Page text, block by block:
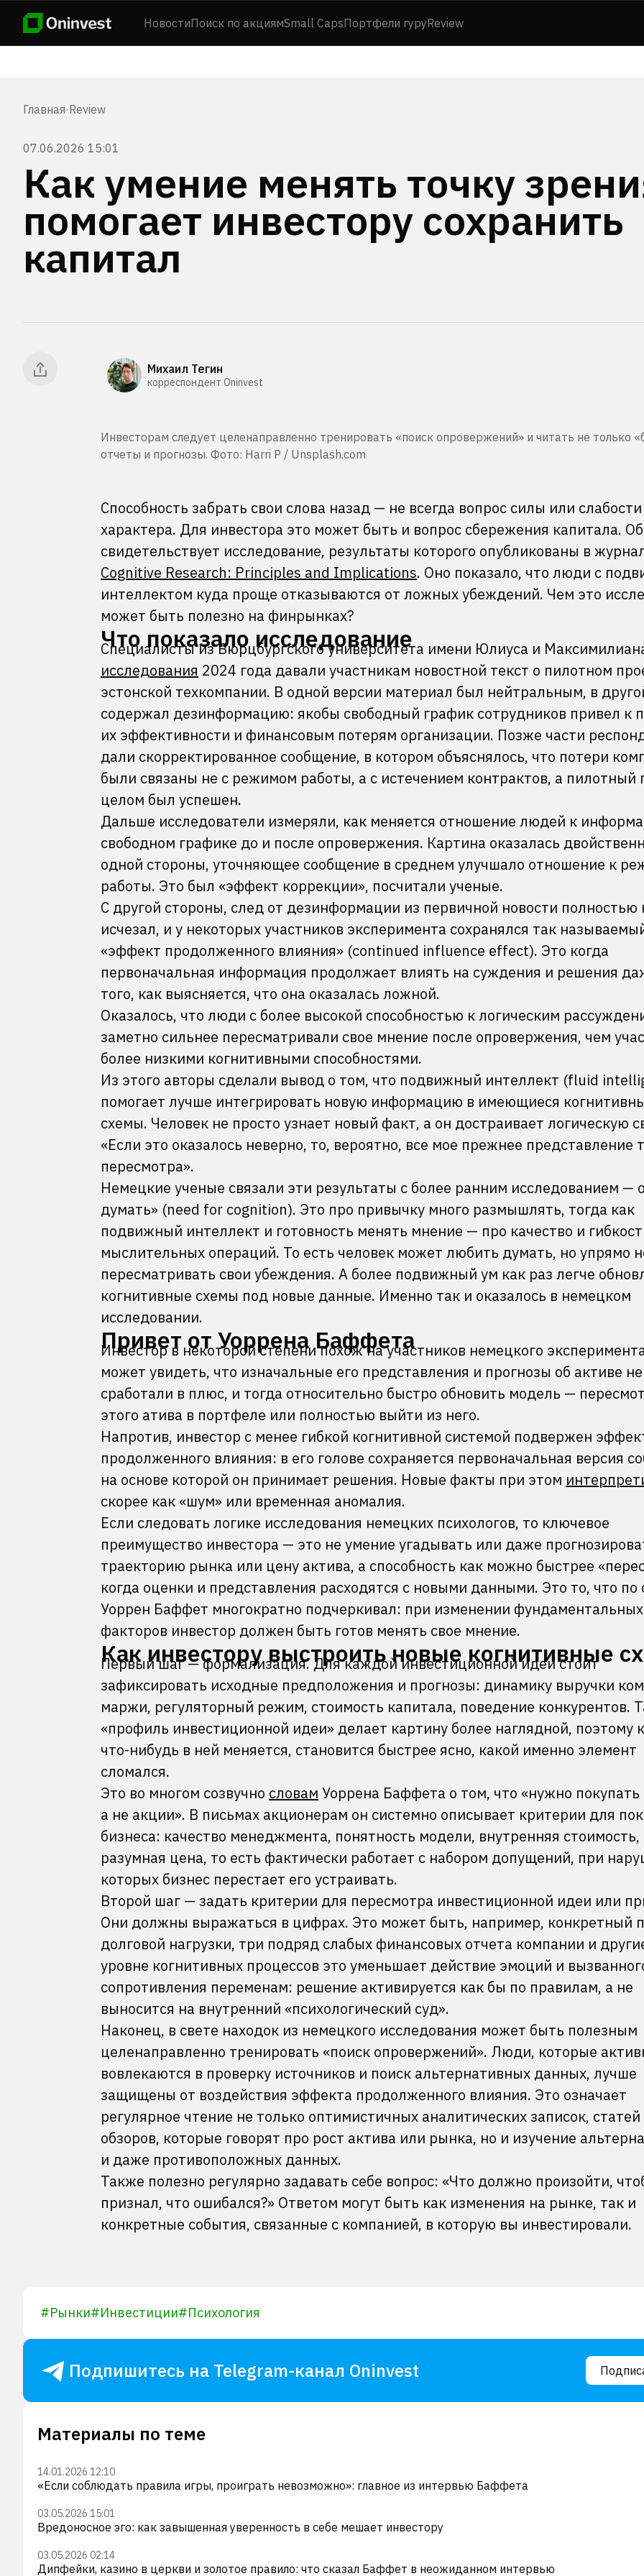
НовостиПоиск по акциямSmall CapsПортфели гуруReview
Главная·Review
07.06.2026 15:01
Как умение менять точку
помогает инвестору сохранить
капитал
Михаил Тегин
корреспондент Oninvest
Инвесторам следует целенаправленно тренировать «поиск опровержений» и читать не только
отчеты и прогнозы. Фото: Harri P / Unsplash.com
Способность забрать свои слова назад — не всегда вопрос силы или слабости
характера. Для инвестора это может быть и вопрос сбережения капитала.
свидетельствует исследование, результаты которого опубликованы в
Cognitive Research: Principles and Implications. Оно показало, что люди с
интеллектом куда проще отказываются от ложных убеждений. Чем это
может быть полезно на финрынках?
Что показало исследование
Специалисты из Вюрцбургского университета имени Юлиуса и
исследования 2024 года давали участникам новостной текст о пилотном
эстонской техкомпании. В одной версии материал был нейтральным, в
содержал дезинформацию: якобы свободный график сотрудников привел к
их эффективности и финансовым потерям организации. Позже части
дали скорректированное сообщение, в котором объяснялось, что потери
были связаны не с режимом работы, а с истечением контрактов, а пилотный
целом был успешен.
Дальше исследователи измеряли, как меняется отношение людей к
свободном графике до и после опровержения. Картина оказалась
одной стороны, уточняющее сообщение в среднем улучшало отношение к
работы. Это был «эффект коррекции», посчитали ученые.
С другой стороны, след от дезинформации из первичной новости полностью
исчезал, и у некоторых участников эксперимента сохранялся так
«эффект продолженного влияния» (continued influence effect). Это когда
первоначальная информация продолжает влиять на суждения и решения
того, как выясняется, что она оказалась ложной.
Оказалось, что люди с более высокой способностью к логическим
заметно сильнее пересматривали свое мнение после опровержения, чем
более низкими когнитивными способностями.
Из этого авторы сделали вывод о том, что подвижный интеллект (fluid
помогает лучше интегрировать новую информацию в имеющиеся
схемы. Человек не просто узнает новый факт, а он достраивает логическую
«Если это оказалось неверно, то, вероятно, все мое прежнее представление
пересмотра».
Немецкие ученые связали эти результаты с более ранним исследованием —
думать» (need for cognition). Это про привычку много размышлять, тогда как
подвижный интеллект и готовность менять мнение — про качество и
мыслительных операций. То есть человек может любить думать, но упрямо
пересматривать свои убеждения. А более подвижный ум как раз легче
когнитивные схемы под новые данные. Именно так и оказалось в немецком
исследовании.
Привет от Уоррена Баффета
Инвестор в некоторой степени похож на участников немецкого
может увидеть, что изначальные его представления и прогнозы об активе не
сработали в плюс, и тогда относительно быстро обновить модель —
этого атива в портфеле или полностью выйти из него.
Напротив, инвестор с менее гибкой когнитивной системой подвержен
продолженного влияния: в его голове сохраняется первоначальная версия
на основе которой он принимает решения. Новые факты при этом
скорее как «шум» или временная аномалия.
Если следовать логике исследования немецких психологов, то ключевое
преимущество инвестора — это не умение угадывать или даже
траекторию рынка или цену актива, а способность как можно быстрее
когда оценки и представления расходятся с новыми данными. Это то, что по
Уоррен Баффет многократно подчеркивал: при изменении фундаментальных
факторов инвестор должен быть готов менять свое мнение.
Как инвестору выстроить новые когнитивные
Первый шаг — формализация. Для каждой инвестиционной идеи стоит
зафиксировать исходные предположения и прогнозы: динамику выручки
маржи, регуляторный режим, стоимость капитала, поведение конкурентов.
«профиль инвестиционной идеи» делает картину более наглядной, поэтому
что-нибудь в ней меняется, становится быстрее ясно, какой именно элемент
сломался.
Это во многом созвучно словам Уоррена Баффета о том, что «нужно покупать
а не акции». В письмах акционерам он системно описывает критерии для
бизнеса: качество менеджмента, понятность модели, внутренняя стоимость,
разумная цена, то есть фактически работает с набором допущений, при
которых бизнес перестает его устраивать.
Второй шаг — задать критерии для пересмотра инвестиционной идеи или
Они должны выражаться в цифрах. Это может быть, например, конкретный
долговой нагрузки, три подряд слабых финансовых отчета компании и
уровне когнитивных процессов это уменьшает действие эмоций и
сопротивления переменам: решение активируется как бы по правилам, а не
выносится на внутренний «психологический суд».
Наконец, в свете находок из немецкого исследования может быть полезным
целенаправленно тренировать «поиск опровержений». Люди, которые
вовлекаются в проверку источников и поиск альтернативных данных, лучше
защищены от воздействия эффекта продолженного влияния. Это означает
регулярное чтение не только оптимистичных аналитических записок,
обзоров, которые говорят про рост актива или рынка, но и изучение
и даже противоположных данных.
Также полезно регулярно задавать себе вопрос: «Что должно произойти,
признал, что ошибался?» Ответом могут быть как изменения на рынке, так и
конкретные события, связанные с компанией, в которую вы инвестировали.
#Рынки#Инвестиции#Психология
Подпишитесь на Telegram-канал Oninvest
Материалы по теме
14.01.2026 12:10
«Если соблюдать правила игры, проиграть невозможно»: главное из интервью Баффета
03.05.2026 15:01
Вредоносное эго: как завышенная уверенность в себе мешает инвестору
03.05.2026 02:14
Дипфейки, казино в церкви и золотое правило: что сказал Баффет в неожиданном интервью